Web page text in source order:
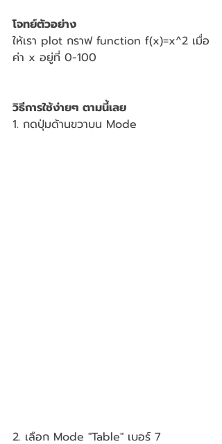
โจทย์ตัวอย่าง
ให้เรา plot กราฟ function f(x)=x^2 เมื่อ
ค่า x อยู่ที่ 0-100
วิธีการใช้ง่ายๆ ตามนี้เลย
1. กดปุ่มด้านขวาบน Mode
2. เลือก Mode "Table" เบอร์ 7